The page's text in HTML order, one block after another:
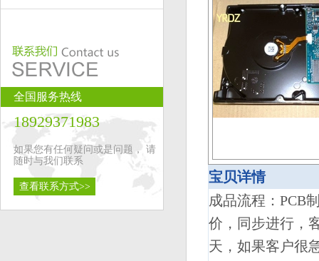
全国服务热线
18929371983
如果您有任何疑问或是问题， 请
随时与我们联系
查看联系方式>>
宝贝详情
成品流程：PCB
价，同步进行，
天，如果客户很